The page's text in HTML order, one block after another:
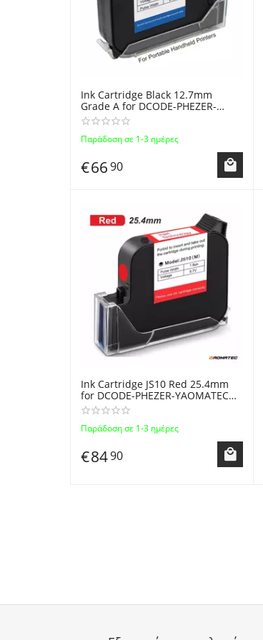
Ink Cartridge Black 12.7mm
Grade A for DCODE-PHEZER-
YAOMATEC Portable Handheld
Inkjet Thermal QR Code, Logo
Label Printers
Παράδοση σε 1-3 ημέρες
€6690
Ink Cartridge JS10 Red 25.4mm
for DCODE-PHEZER-YAOMATEC
Portable Handheld Inkjet Thermal
QR Code, Logo Label Printers
Παράδοση σε 1-3 ημέρες
€8490